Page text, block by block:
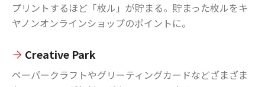
プリントするほど「枚ル」が貯まる。貯まった枚ルをキ
ヤノンオンラインショップのポイントに。
Creative Park
ペーパークラフトやグリーティングカードなどざまざま